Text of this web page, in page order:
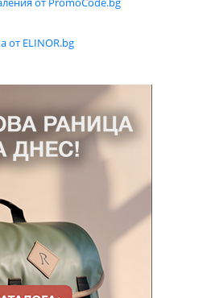
от ELINOR.bg